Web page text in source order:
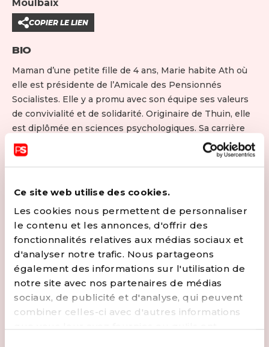
Ce site web utilise des cookies.
Les cookies nous permettent de personnaliser
le contenu et les annonces, d'offrir des
fonctionnalités relatives aux médias sociaux et
d'analyser notre trafic. Nous partageons
également des informations sur l'utilisation de
notre site avec nos partenaires de médias
sociaux, de publicité et d'analyse, qui peuvent
combiner celles-ci avec d'autres informations
Moulbaix
COPIER LE LIEN
BIO
Maman d’une petite fille de 4 ans, Marie habite Ath où
elle est présidente de l’Amicale des Pensionnés
Socialistes. Elle y a promu avec son équipe ses valeurs
de convivialité et de solidarité. Originaire de Thuin, elle
est diplômée en sciences psychologiques. Sa carrière
professionnelle a commencé dans des services de l’aide
à la jeunesse à Charleroi avant d’intégrer le domaine
CPMS provincial d’Ath. En 2019, elle est pour la 1ère fois
activement au carnaval de Tournai dans une confrérie et
aux marches de l’Entre-Sambre-et-Meuse dans une
compagnie à Thuin. Le bien-être des enfants dans leurs
milieux familial et scolaire et la qualité de
l’enseignement sont ses combats quotidiens.
L’épanouissement des aînés et la lutte contre les
inégalités sociales constituent ses autres priorités.